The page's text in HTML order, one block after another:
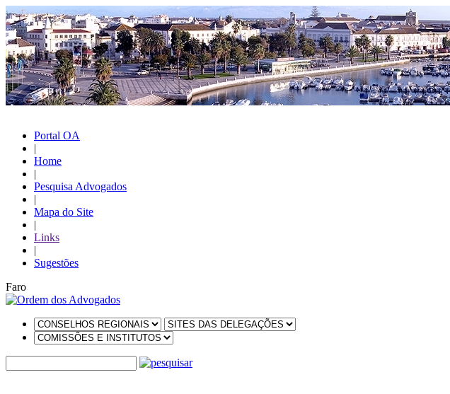
Portal OA
|
Home
|
Pesquisa Advogados
|
Mapa do Site
|
Links
|
Sugestões
Faro